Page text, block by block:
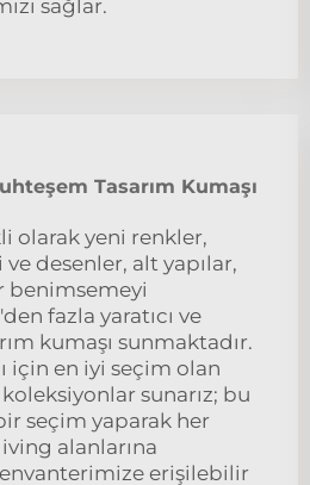
sağlar.
Tasarım Kumaşı
olarak yeni renkler,
desenler, alt yapılar,
benimsemeyi
fazla yaratıcı ve
kumaşı sunmaktadır.
için en iyi seçim olan
sunarız; bu
seçim yaparak her
alanlarına
erişilebilir